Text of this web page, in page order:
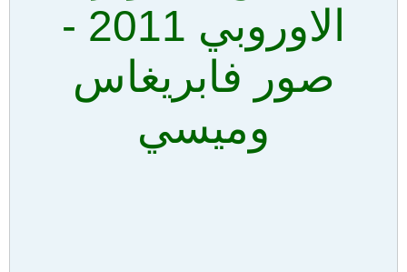
الاوروبي 2011 -
صور فابريغاس
وميسي